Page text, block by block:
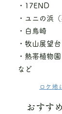
・17END
・ユニの浜
・白鳥崎
・牧山展望台
・熱帯植物園
など
ロケ地
おすす